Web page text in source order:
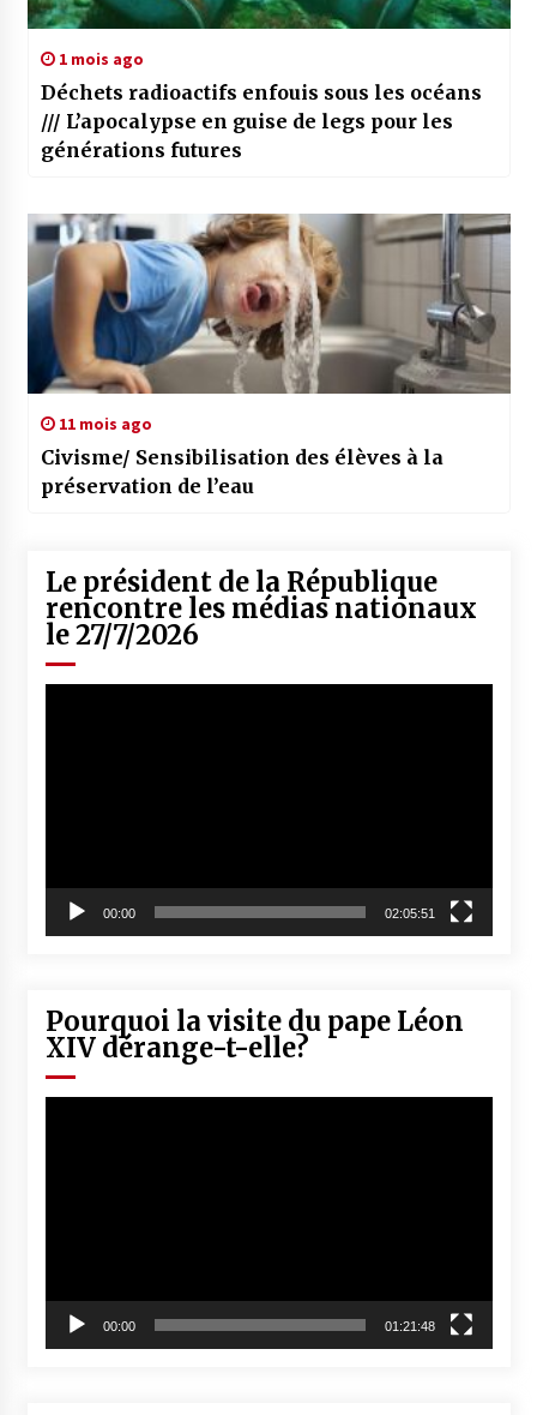
1 mois ago
Déchets radioactifs enfouis sous les océans
/// L’apocalypse en guise de legs pour les
générations futures
11 mois ago
Civisme/ Sensibilisation des élèves à la
préservation de l’eau
Le président de la République
rencontre les médias nationaux
le 27/7/2026
00:00 02:05:51
Pourquoi la visite du pape Léon
XIV dérange-t-elle?
00:00 01:21:48